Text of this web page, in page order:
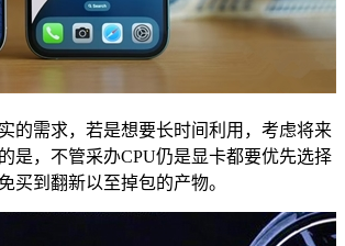
需求，若是想要长时间利用，考虑将来
是，不管采办CPU仍是显卡都要优先选择
买到翻新以至掉包的产物。